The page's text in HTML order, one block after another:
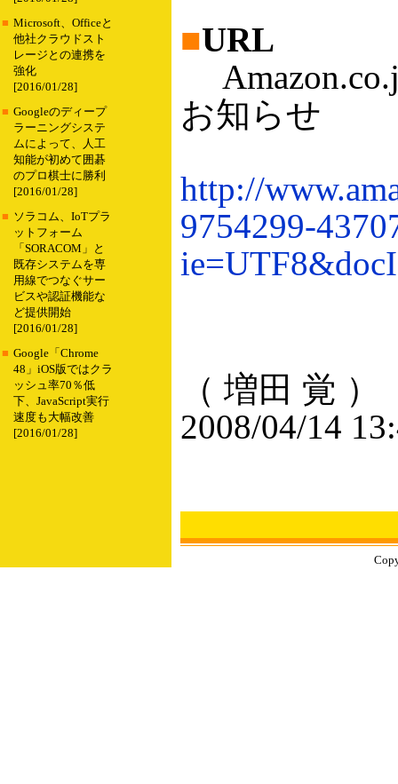
■ Microsoft、Officeと
他社クラウドスト
レージとの連携を
強化
[2016/01/28]
■ Googleのディープ
ラーニングシステ
ムによって、人工
知能が初めて囲碁
のプロ棋士に勝利
[2016/01/28]
■ ソラコム、IoTプラ
ットフォーム
「SORACOM」と
既存システムを専
用線でつなぐサー
ビスや認証機能な
ど提供開始
[2016/01/28]
■ Google「Chrome
48」iOS版ではクラ
ッシュ率70％低
下、JavaScript実行
速度も大幅改善
[2016/01/28]
■URL
お知らせ
http://
9754299-
（ 増田 覚 ）
2008/04/14